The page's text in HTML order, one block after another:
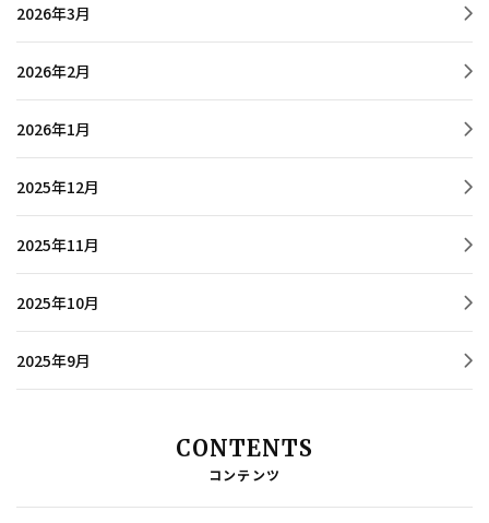
2026年3月
2026年2月
2026年1月
2025年12月
2025年11月
2025年10月
2025年9月
CONTENTS
コンテンツ